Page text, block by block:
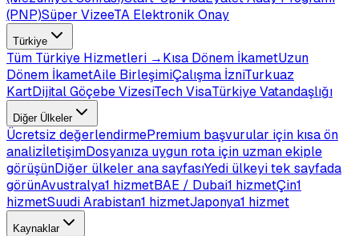
(PNP)Süper VizeeTA Elektronik Onay
Türkiye
Tüm Türkiye Hizmetleri →Kısa Dönem İkametUzun
Dönem İkametAile BirleşimiÇalışma İzniTurkuaz
KartDijital Göçebe VizesiTech VisaTürkiye Vatandaşlığı
Diğer Ülkeler
Ücretsiz değerlendirmePremium başvurular için kısa ön
analizİletişimDosyanıza uygun rota için uzman ekiple
görüşünDiğer ülkeler ana sayfasıYedi ülkeyi tek sayfada
görünAvustralya1 hizmetBAE / Dubai1 hizmetÇin1
hizmetSuudi Arabistan1 hizmetJaponya1 hizmet
Kaynaklar